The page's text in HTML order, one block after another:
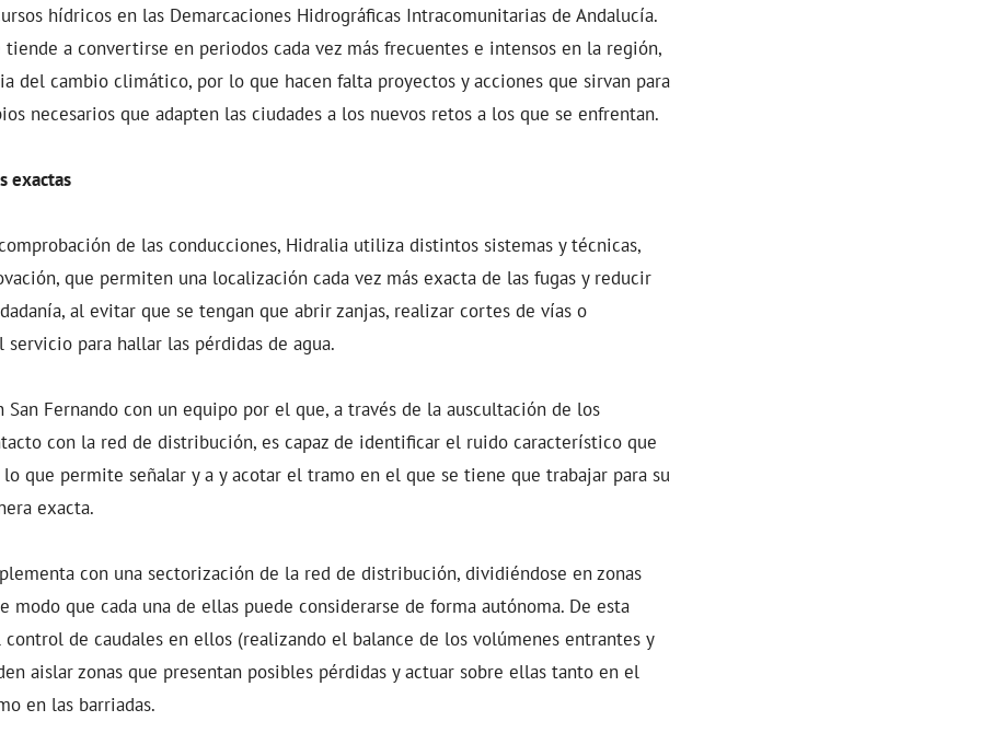
hídricos en las Demarcaciones Hidrográficas Intracomunitarias de Andalucía.
tiende a convertirse en periodos cada vez más frecuentes e intensos en la región,
del cambio climático, por lo que hacen falta proyectos y acciones que sirvan para
necesarios que adapten las ciudades a los nuevos retos a los que se enfrentan.
exactas
de las conducciones, Hidralia utiliza distintos sistemas y técnicas,
que permiten una localización cada vez más exacta de las fugas y reducir
al evitar que se tengan que abrir zanjas, realizar cortes de vías o
para hallar las pérdidas de agua.
San Fernando con un equipo por el que, a través de la auscultación de los
con la red de distribución, es capaz de identificar el ruido característico que
lo que permite señalar y a y acotar el tramo en el que se tiene que trabajar para su
exacta.
con una sectorización de la red de distribución, dividiéndose en zonas
modo que cada una de ellas puede considerarse de forma autónoma. De esta
control de caudales en ellos (realizando el balance de los volúmenes entrantes y
aislar zonas que presentan posibles pérdidas y actuar sobre ellas tanto en el
en las barriadas.